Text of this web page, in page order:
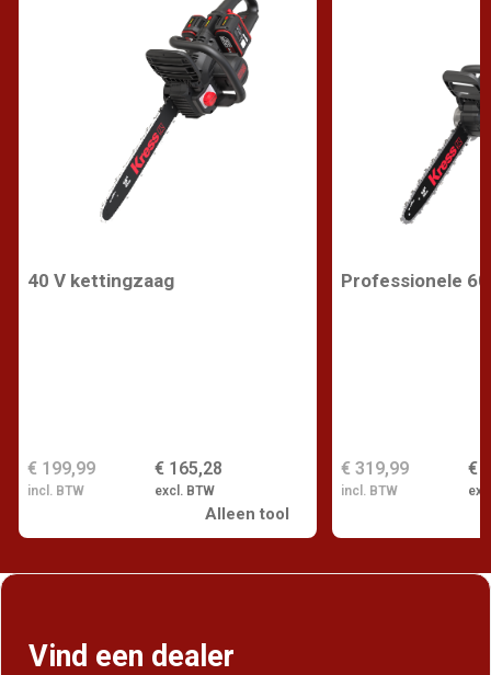
40 V kettingzaag
€ 165,28
excl. BTW
€ 199,99
incl. BTW
Alleen tool
Professionele
€
€ 319,99
incl. BTW
Vind een dealer